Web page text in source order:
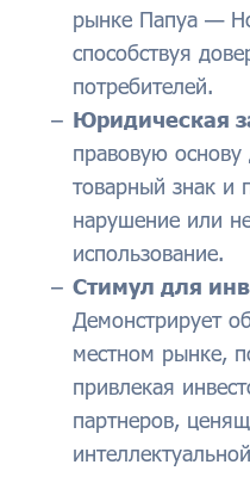
рынке Папуа —
способствуя
потребителей.
Юридическая
правовую
товарный знак и
нарушение или
использование.
Стимул для
Демонстрирует
местном рынке,
привлекая
партнеров,